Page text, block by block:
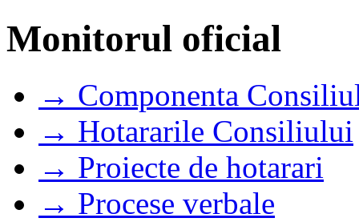
Monitorul oficial
→ Componenta
→ Hotararile Consiliului
→ Proiecte de hotarari
→ Procese verbale